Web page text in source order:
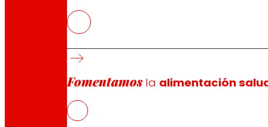
Fomentamosla alimentación
La compañía se incorpora como entidad
internacionalización.